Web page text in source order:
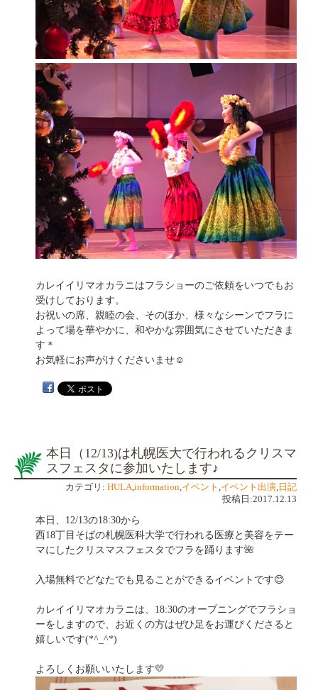
カレイイリマオカラニはフラショーのご依頼をいつでもお
受けしております。
お祝いの席、親睦の会、そのほか、様々なシーンでフラに
よって場を華やかに、和やかな雰囲気にさせていただきま
す＊
お気軽にお声がけくださいませ☺️
本日（12/13)は札幌医大で行われるクリスマ
スフェスタに参加いたします♪
カテゴリ: HULA information イベント イベント出演 日記
投稿日:2017.12.13
本日、12/13の18:30から
西18丁目そばの札幌医科大学で行われる医療と美容をテー
マにしたクリスマスフェスタでフラを踊ります🌺
入場無料でどなたでも見ることができるイベントです😊
カレイイリマオカラニは、18:30のオープニングでフラショ
ーをしますので、お近くの方はぜひ足をお運びくださると
嬉しいです(*^_^*)
よろしくお願いいたします💛